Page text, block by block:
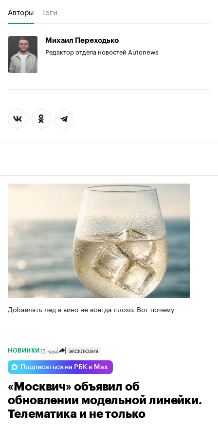
Авторы Теги
Михаил Переходько
Редактор отдела новостей Autonews
Добавлять лед в вино не всегда плохо. Вот почему
НОВИНКИ 15 мая ЭКСКЛЮЗИВ
Подписаться на РБК в Max
«Москвич» объявил об
обновлении модельной линейки.
Телематика и не только